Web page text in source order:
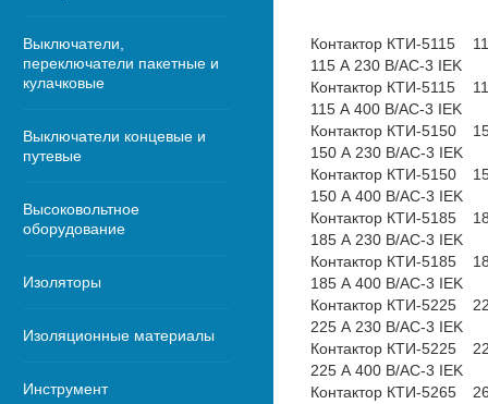
Выключатели,
переключатели пакетные и
кулачковые
Выключатели концевые и
путевые
Высоковольтное
оборудование
Изоляторы
Изоляционные материалы
Инструмент
Контактор КТИ-5115
115 А 230 В/АС-3 IEK
Контактор КТИ-5115
115 А 400 В/АС-3 IEK
Контактор КТИ-5150
150 А 230 В/АС-3 IEK
Контактор КТИ-5150
150 А 400 В/АС-3 IEK
Контактор КТИ-5185
185 А 230 В/АС-3 IEK
Контактор КТИ-5185
185 А 400 В/АС-3 IEK
Контактор КТИ-5225
225 А 230 В/АС-3 IEK
Контактор КТИ-5225
225 А 400 В/АС-3 IEK
Контактор КТИ-5265